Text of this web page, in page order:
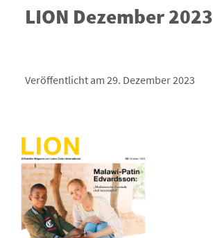
LION Dezember 2023
Veröffentlicht am 29. Dezember 2023